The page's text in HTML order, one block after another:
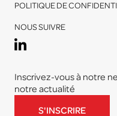
POLITIQUE DE
NOUS SUIVRE
Inscrivez-vous à notre
notre actualité
S'INSCRIRE